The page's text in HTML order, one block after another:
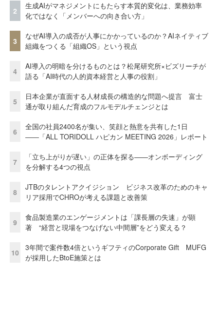
2
生成AIがマネジメントにもたらす本質的変化は、業務効率
化ではなく「メンバーへの向き合い方」
3
なぜAI導入の成否が人事にかかっているのか？AIネイティブ
組織をつくる「組織OS」という視点
4
AI導入の明暗を分けるものとは？松尾研究所×ビズリーチが
語る「AI時代の人的資本経営と人事の役割」
5
日本企業が直面する人材成長の構造的な問題へ提言 富士
通が取り組んだ育成のフルモデルチェンジとは
6
全国の社員2400名が集い、笑顔と熱意を共有した1日
――「ALL TORIDOLL ハピカン MEETING 2026」レポート
7
「立ち上がりが遅い」の正体を探る——オンボーディング
を分解する4つの視点
8
JTBのタレントアクイジション ビジネス改革のためのキャ
リア採用でCHROが考える課題と改善策
9
食品製造業のエンゲージメントは「課長層の失速」が顕
著 “経営と現場をつなげない中間層”をどう変える？
10
3年間で案件数4倍というギフティのCorporate Gift MUFG
が採用したBtoE施策とは